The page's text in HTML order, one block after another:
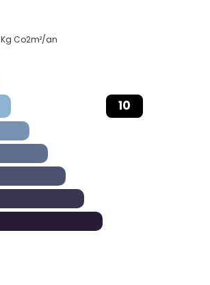
Kg Co2m²/an
10